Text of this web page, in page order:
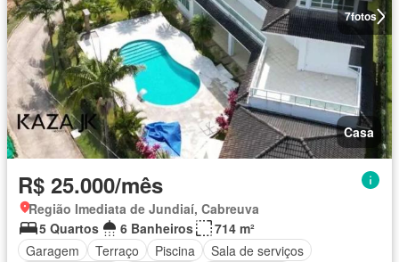
7fotos
Casa
R$ 25.000/mês
Região Imediata de Jundiaí, Cabreuva
5 Quartos
6 Banheiros
714 m²
Garagem
Terraço Piscina
Sala de serviços